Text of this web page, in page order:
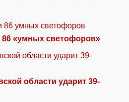
86 «умных светофоров»
области ударит 39-